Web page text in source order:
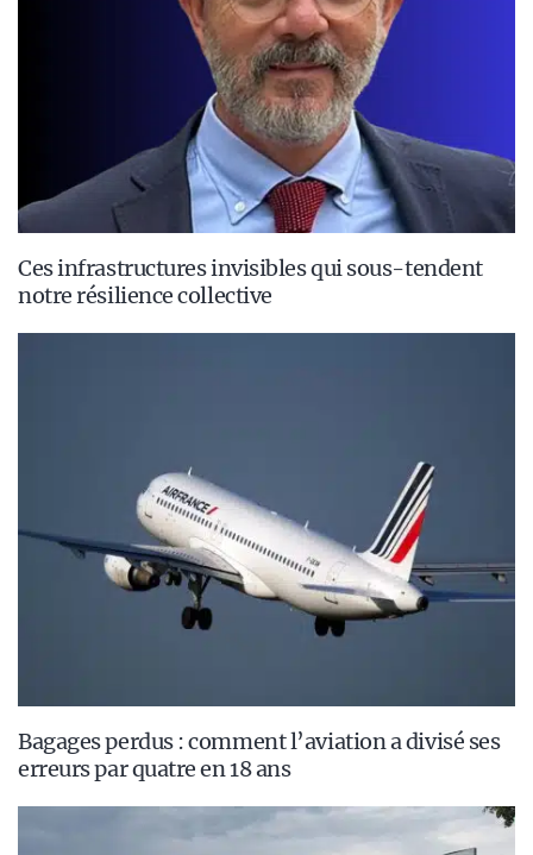
Ces infrastructures invisibles qui sous-tendent
notre résilience collective
Bagages perdus : comment l’aviation a divisé ses
erreurs par quatre en 18 ans